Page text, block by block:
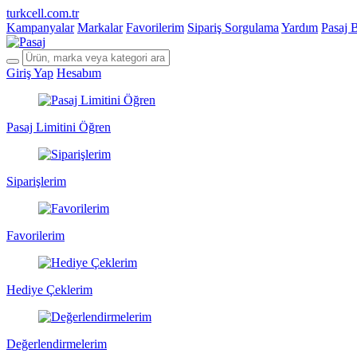
turkcell.com.tr
Kampanyalar Markalar Favorilerim Sipariş Sorgulama Yardım Pasaj
Giriş Yap Hesabım
Pasaj Limitini Öğren
Siparişlerim
Favorilerim
Hediye Çeklerim
Değerlendirmelerim